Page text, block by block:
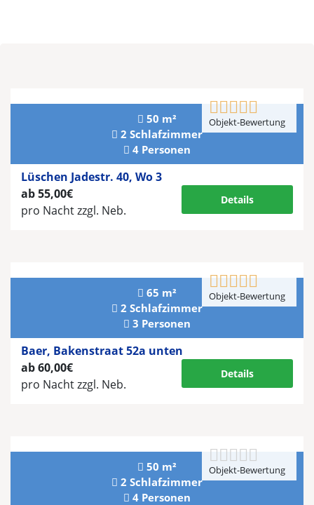
50 m²
2 Schlafzimmer
4 Personen
Lüschen Jadestr. 40, Wo 3
Objekt-Bewertung
ab 55,00€
pro Nachtzzgl. Neb.
Details
65 m²
2 Schlafzimmer
3 Personen
Baer, Bakenstraat 52a unten
Objekt-Bewertung
ab 60,00€
pro Nachtzzgl. Neb.
Details
50 m²
2 Schlafzimmer
4 Personen
Objekt-Bewertung